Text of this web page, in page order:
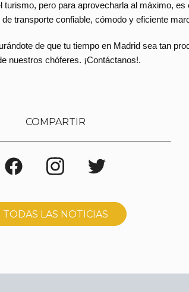
pero para aprovecharla al máximo,
transporte confiable, cómodo y eficiente
de que tu tiempo en Madrid sea tan
nuestros chóferes. ¡Contáctanos!.
COMPARTIR
TODAS LAS NOTICIAS